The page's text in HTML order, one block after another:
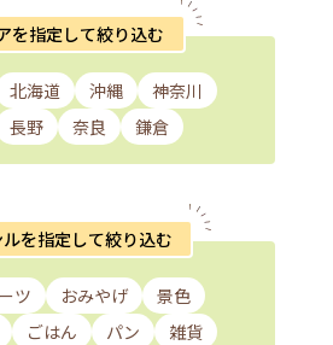
を指定して絞り込む
北海道 沖縄
神奈川
長野 奈良 鎌倉
ルを指定して絞り込む
ツ おみやげ
景色
ごはん パン
雑貨